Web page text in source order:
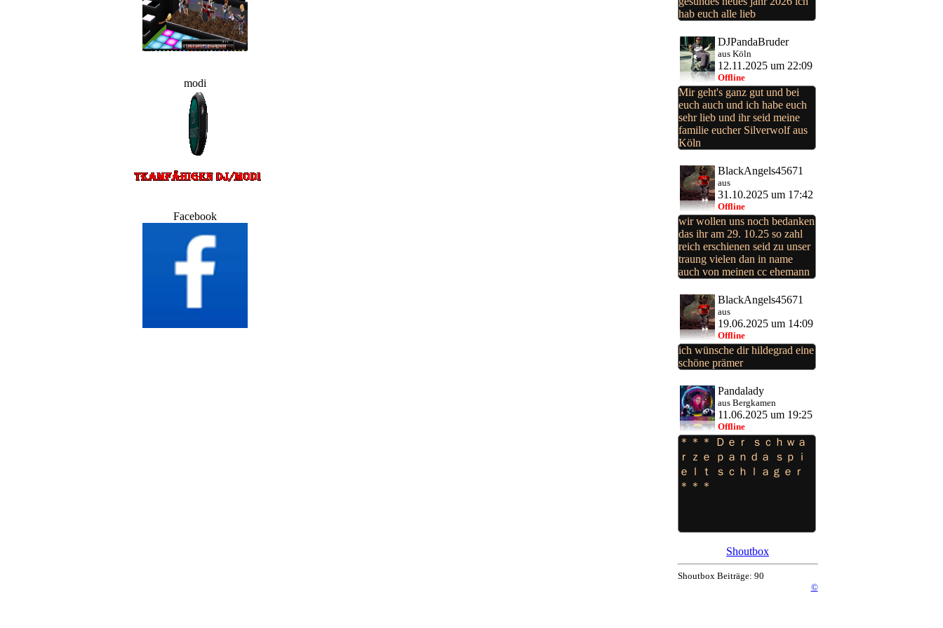
modi
Facebook
hab euch alle lieb
DJPandaBruder
aus Köln
12.11.2025 um 22:09
Offline
Mir geht's ganz gut und bei
euch auch und ich habe euch
sehr lieb und ihr seid meine
familie eucher Silverwolf aus
Köln
BlackAngels45671
aus
31.10.2025 um 17:42
Offline
wir wollen uns noch bedanken
das ihr am 29. 10.25 so zahl
reich erschienen seid zu unser
traung vielen dan in name
auch von meinen cc ehemann
BlackAngels45671
aus
19.06.2025 um 14:09
Offline
ich wünsche dir hildegrad eine
schöne prämer
Pandalady
aus Bergkamen
11.06.2025 um 19:25
Offline
＊＊＊ Ｄｅｒ ｓｃｈｗａ
ｒｚｅ ｐａｎｄａ ｓｐｉ
ｅｌｔ ｓｃｈｌａｇｅｒ
＊＊＊
Shoutbox
Shoutbox Beiträge: 90
©